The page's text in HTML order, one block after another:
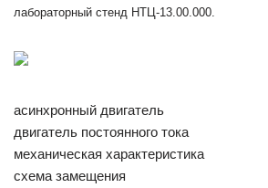
лабораторный стенд НТЦ-13.00.000.
асинхронный двигатель
двигатель постоянного тока
механическая характеристика
схема замещения